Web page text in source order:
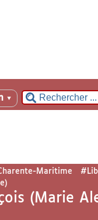
▼
Maritime
(Marie